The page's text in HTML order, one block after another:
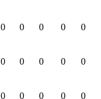
0 0 0 0 0
0 0 0 0 0
0 0 0 0 0